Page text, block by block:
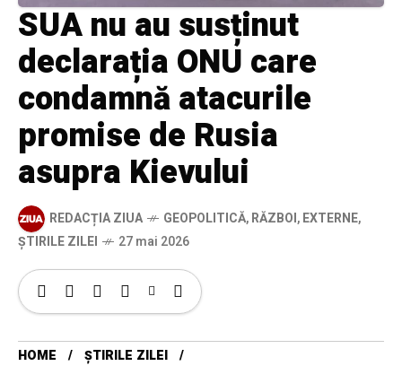
SUA nu au susținut
declarația ONU care
condamnă atacurile
promise de Rusia
asupra Kievului
REDACȚIA ZIUA GEOPOLITICĂ,RĂZBOI,EXTERNE,
ȘTIRILE ZILEI
27 mai 2026
HOME
ȘTIRILE ZILEI